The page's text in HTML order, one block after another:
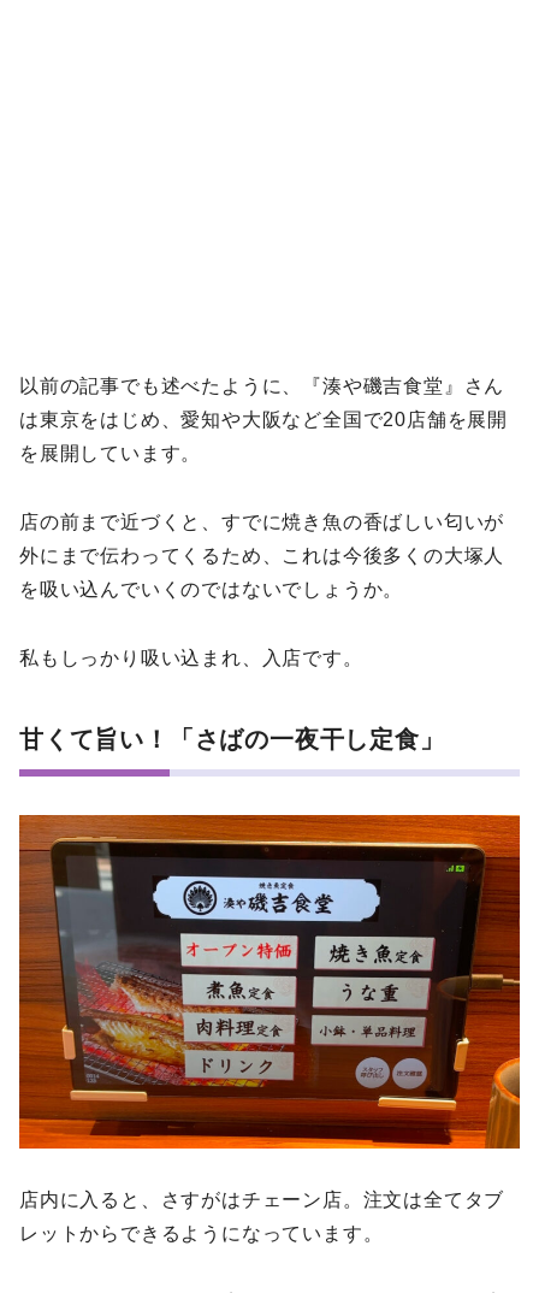
以前の記事でも述べたように、『湊や磯吉食堂』さん
は東京をはじめ、愛知や大阪など全国で20店舗を展開
を展開しています。
店の前まで近づくと、すでに焼き魚の香ばしい匂いが
外にまで伝わってくるため、これは今後多くの大塚人
を吸い込んでいくのではないでしょうか。
私もしっかり吸い込まれ、入店です。
甘くて旨い！「さばの一夜干し定食」
店内に入ると、さすがはチェーン店。注文は全てタブ
レットからできるようになっています。